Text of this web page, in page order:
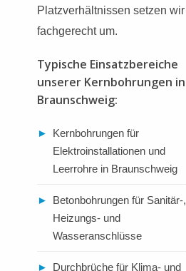
Platzverhältnissen setzen wir
fachgerecht um.
Typische Einsatzbereiche
unserer Kernbohrungen in
Braunschweig:
►
Kernbohrungen für
Elektroinstallationen und
Leerrohre in Braunschweig
►
Betonbohrungen für Sanitär-,
Heizungs- und
Wasseranschlüsse
►
Durchbrüche für Klima- und